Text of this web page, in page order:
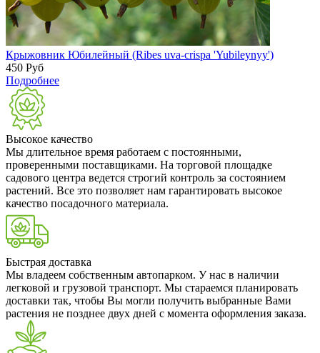
Крыжовник Юбилейный (Ribes uva-crispa 'Yubileynyy')
450 Руб
Подробнее
Высокое качество
Мы длительное время работаем с постоянными,
проверенными поставщиками. На торговой площадке
садового центра ведется строгий контроль за состоянием
растений. Все это позволяет нам гарантировать высокое
качество посадочного материала.
Быстрая доставка
Мы владеем собственным автопарком. У нас в наличии
легковой и грузовой транспорт. Мы стараемся планировать
доставки так, чтобы Вы могли получить выбранные Вами
растения не позднее двух дней с момента оформления заказа.